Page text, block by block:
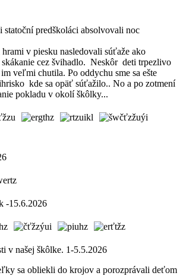
statoční predškoláci absolvovali noc
v piesku nasledovali súťaže ako
cez švihadlo. Neskôr deti trpezlivo
veľmi chutila. Po oddychu sme sa ešte
kde sa opäť súťažilo.. No a po zotmení
pokladu v okolí škôlky...
-15.6.2026
v našej škôlke. 1-5.5.2026
sa obliekli do krojov a porozprávali deťom